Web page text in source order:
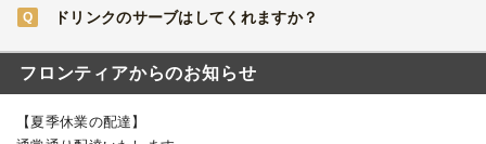
ドリンクのサーブはしてくれますか？
フロンティアからのお知らせ
【夏季休業の配達】